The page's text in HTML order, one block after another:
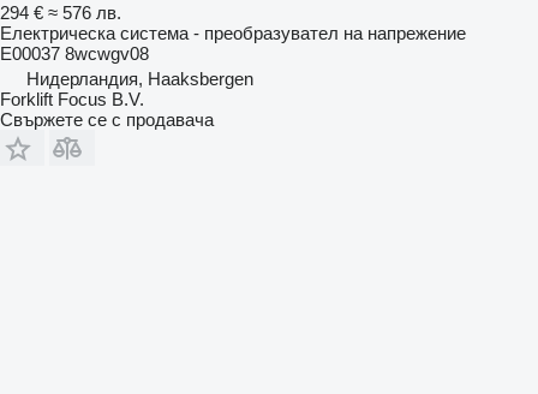
294 € ≈ 576 лв.
Електрическа система - преобразувател на напрежение
E00037 8wcwgv08
Нидерландия, Haaksbergen
Forklift Focus B.V.
Свържете се с продавача